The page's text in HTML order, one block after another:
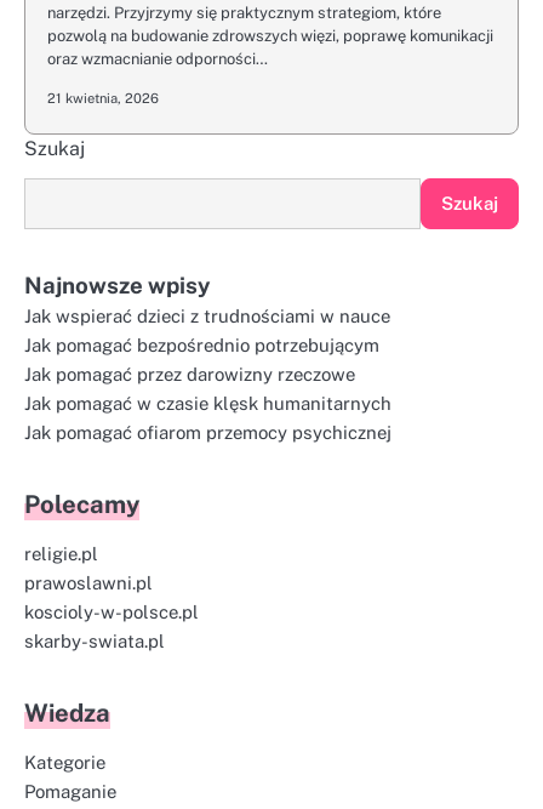
narzędzi. Przyjrzymy się praktycznym strategiom, które
pozwolą na budowanie zdrowszych więzi, poprawę komunikacji
oraz wzmacnianie odporności…
21 kwietnia, 2026
Szukaj
Szukaj
Najnowsze wpisy
Jak wspierać dzieci z trudnościami w nauce
Jak pomagać bezpośrednio potrzebującym
Jak pomagać przez darowizny rzeczowe
Jak pomagać w czasie klęsk humanitarnych
Jak pomagać ofiarom przemocy psychicznej
Polecamy
religie.pl
prawoslawni.pl
koscioly-w-polsce.pl
skarby-swiata.pl
Wiedza
Kategorie
Pomaganie